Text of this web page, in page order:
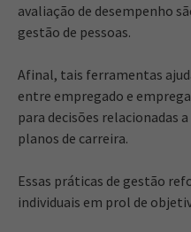
avaliação de desempenho
gestão de pessoas.
Afinal, tais ferramentas
entre empregado e
para decisões relacionadas
planos de carreira.
Essas práticas de gestão
individuais em prol de